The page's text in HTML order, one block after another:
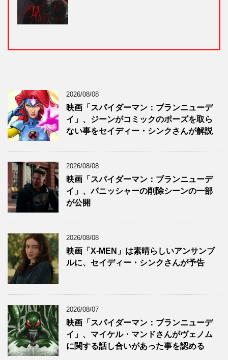
2026/08/08
映画「スパイダーマン：ブランニューデ
イ」、ジーンがコミックのポーズを取ら
ない事をセイディー・シンクさんが解説
2026/08/08
映画「スパイダーマン：ブランニューデ
イ」、パニッシャーの削除シーンの一部
が公開
2026/08/08
映画「X-MEN」は素晴らしいアンサンブ
ルに、セイディー・シンクさんが予告
2026/08/07
映画「スパイダーマン：ブランニューデ
イ」、マイケル・マンドさんがヴェノム
に関する話し合いがあった事を認める